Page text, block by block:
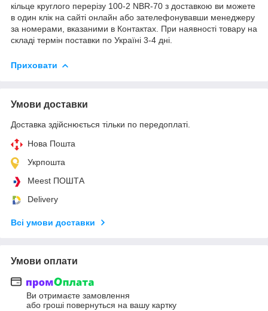
кільце круглого перерізу 100-2 NBR-70 з доставкою ви можете
в один клік на сайті онлайн або зателефонувавши менеджеру
за номерами, вказаними в Контактах. При наявності товару на
складі термін поставки по Україні 3-4 дні.
Приховати
Умови доставки
Доставка здійснюється тільки по передоплаті.
Нова Пошта
Укрпошта
Meest ПОШТА
Delivery
Всі умови доставки
Умови оплати
Ви отримаєте замовлення
або гроші повернуться на вашу картку